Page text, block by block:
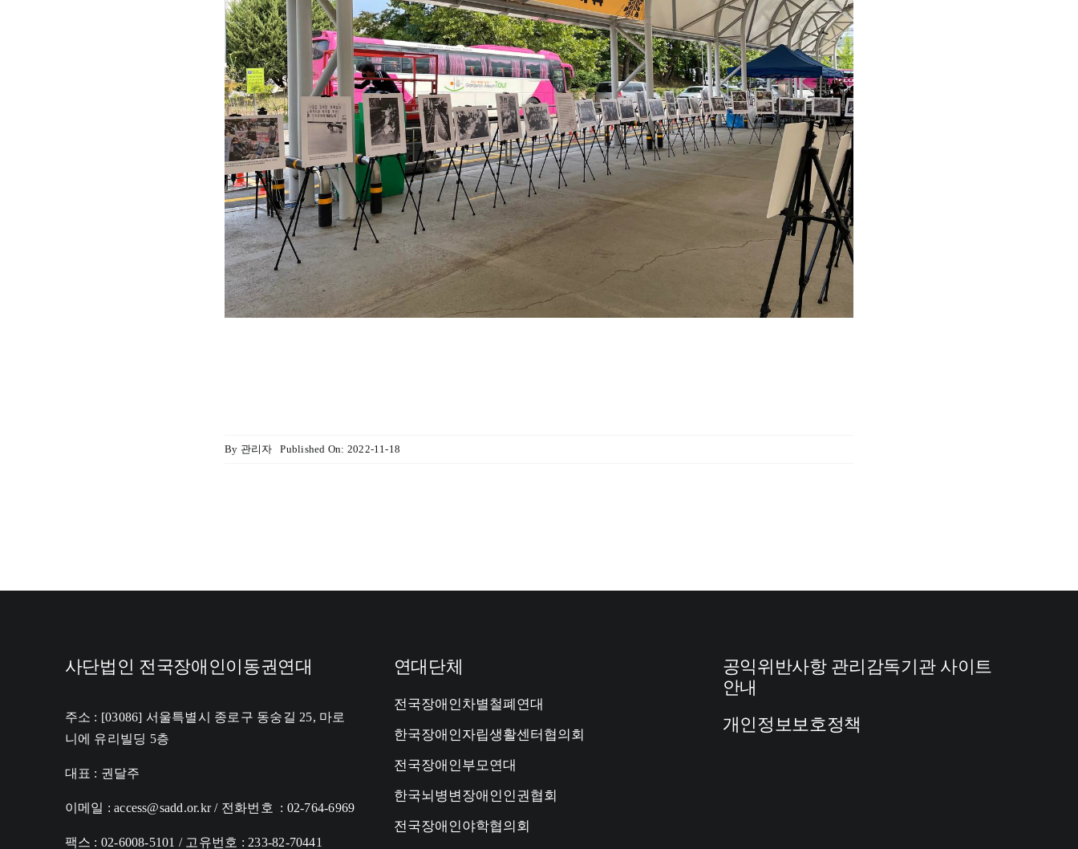
By 관리자 Published On: 2022-11-18
사단법인 전국장애인이동권연대
주소 : [03086] 서울특별시 종로구 동숭길 25, 마로
니에 유리빌딩 5층
대표 : 권달주
이메일 : access@sadd.or.kr / 전화번호 : 02-764-6969
팩스 : 02-6008-5101 / 고유번호 : 233-82-70441
연대단체
전국장애인차별철폐연대
한국장애인자립생활센터협의회
전국장애인부모연대
한국뇌병변장애인인권협회
전국장애인야학협의회
공익위반사항 관리감독기관 사이트
안내
개인정보보호정책